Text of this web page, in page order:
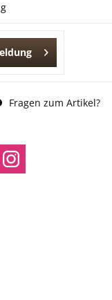
Fragen zum Artikel?